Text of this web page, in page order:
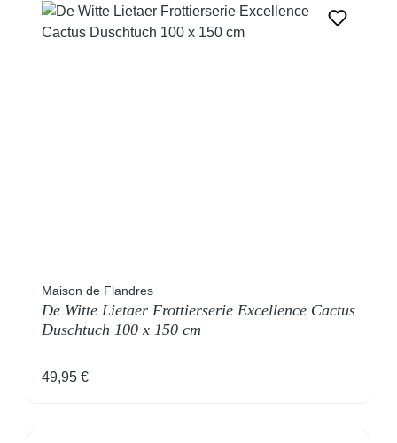
Maison de Flandres
De Witte Lietaer Frottierserie Excellence Cactus
Duschtuch 100 x 150 cm
Regulärer Preis:
49,95 €